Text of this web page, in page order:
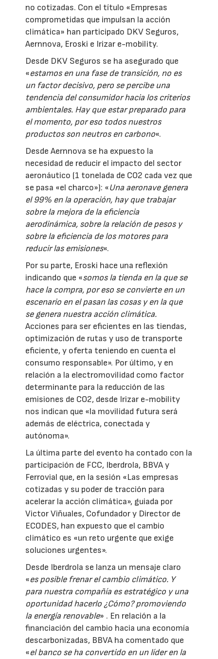
no cotizadas. Con el título «Empresas
comprometidas que impulsan la acción
climática» han participado DKV Seguros,
Aernnova, Eroski e Irizar e-mobility.
Desde DKV Seguros se ha asegurado que
«estamos en una fase de transición, no es
un factor decisivo, pero se percibe una
tendencia del consumidor hacia los criterios
ambientales. Hay que estar preparado para
el momento, por eso todos nuestros
productos son neutros en carbono«.
Desde Aernnova se ha expuesto la
necesidad de reducir el impacto del sector
aeronáutico (1 tonelada de CO2 cada vez que
se pasa «el charco»): «Una aeronave genera
el 99% en la operación, hay que trabajar
sobre la mejora de la eficiencia
aerodinámica, sobre la relación de pesos y
sobre la eficiencia de los motores para
reducir las emisiones«.
Por su parte, Eroski hace una reflexión
indicando que «somos la tienda en la que se
hace la compra, por eso se convierte en un
escenario en el pasan las cosas y en la que
se genera nuestra acción climática.
Acciones para ser eficientes en las tiendas,
optimización de rutas y uso de transporte
eficiente, y oferta teniendo en cuenta el
consumo responsable». Por último, y en
relación a la electromovilidad como factor
determinante para la reducción de las
emisiones de CO2, desde Irizar e-mobility
nos indican que «la movilidad futura será
además de eléctrica, conectada y
autónoma».
La última parte del evento ha contado con la
participación de FCC, Iberdrola, BBVA y
Ferrovial que, en la sesión «Las empresas
cotizadas y su poder de tracción para
acelerar la acción climática», guiada por
Victor Viñuales, Cofundador y Director de
ECODES, han expuesto que el cambio
climático es «un reto urgente que exige
soluciones urgentes».
Desde Iberdrola se lanza un mensaje claro
«es posible frenar el cambio climático. Y
para nuestra compañía es estratégico y una
oportunidad hacerlo ¿Cómo? promoviendo
la energía renovable» . En relación a la
financiación del cambio hacia una economía
descarbonizadas, BBVA ha comentado que
«el banco se ha convertido en un líder en la